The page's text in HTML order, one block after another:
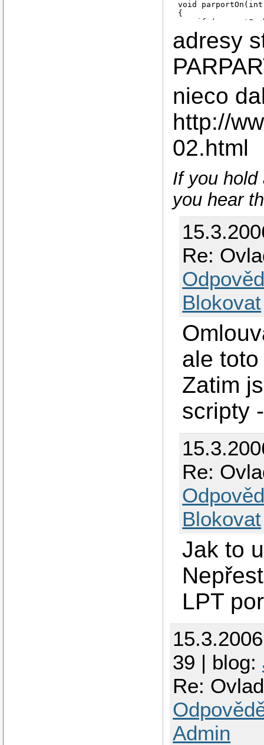
void
{
if
parport
    }
}
void
if
outb(0,
}
int parportOpen()
{
parportEnable
        return -1;
    }
    return 0;
adresy
nieco
http://
02.html
If you hold
you hear
Re:
Blokovat
ale
Zatim
scripty
Re:
Blokovat
Jak to
LPT
39 | blog:
Re:
Admin